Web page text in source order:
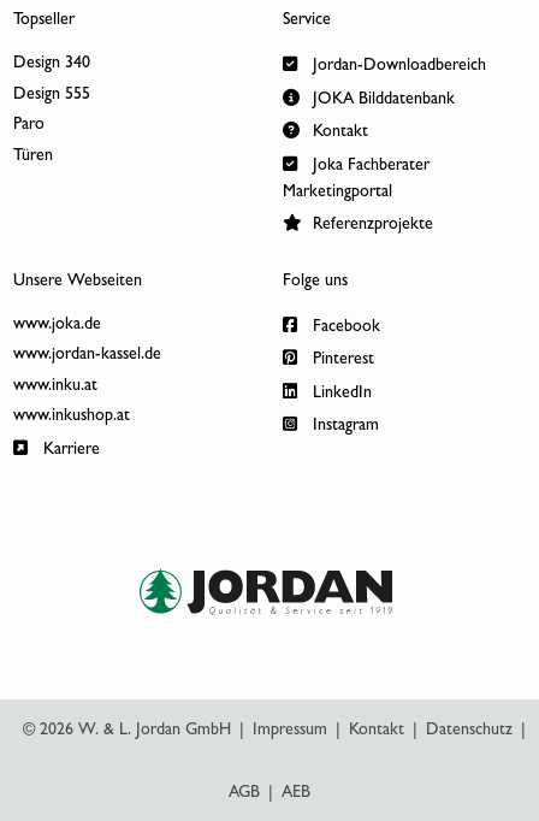
Topseller
Design 340
Design 555
Paro
Türen
Service
Jordan-Downloadbereich
JOKA Bilddatenbank
Kontakt
Joka Fachberater
Marketingportal
Referenzprojekte
Unsere Webseiten
www.joka.de
www.jordan-kassel.de
www.inku.at
www.inkushop.at
Karriere
Folge uns
Facebook
Pinterest
LinkedIn
Instagram
© 2026 W. & L. Jordan GmbH Impressum Kontakt Datenschutz
AGB AEB